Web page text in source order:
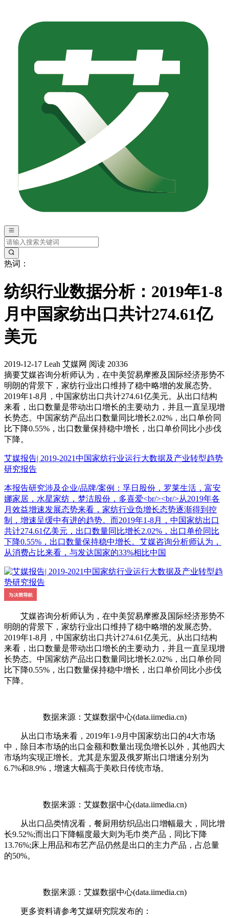
热词：
纺织行业数据分析：2019年1-8
月中国家纺出口共计274.61亿
美元
2019-12-17 Leah 艾媒网 阅读 20336
摘要艾媒咨询分析师认为，在中美贸易摩擦及国际经济形势不
明朗的背景下，家纺行业出口维持了稳中略增的发展态势。
2019年1-8月，中国家纺出口共计274.61亿美元。从出口结构
来看，出口数量是带动出口增长的主要动力，并且一直呈现增
长势态。中国家纺产品出口数量同比增长2.02%，出口单价同
比下降0.55%，出口数量保持稳中增长，出口单价同比小步伐
下降。
艾媒报告| 2019-2021中国家纺行业运行大数据及产业转型趋势
研究报告
本报告研究涉及企业/品牌/案例：孚日股份，罗莱生活，富安
娜家居，水星家纺，梦洁股份，多喜爱<br/><br/>从2019年各
月效益增速发展态势来看，家纺行业负增长态势逐渐得到控
制，增速呈缓中有进的趋势。而2019年1-8月，中国家纺出口
共计274.61亿美元，出口数量同比增长2.02%，出口单价同比
下降0.55%，出口数量保持稳中增长。艾媒咨询分析师认为，
从消费占比来看，与发达国家的33%相比中国
艾媒咨询分析师认为，在中美贸易摩擦及国际经济形势不
明朗的背景下，家纺行业出口维持了稳中略增的发展态势。
2019年1-8月，中国家纺出口共计274.61亿美元。从出口结构
来看，出口数量是带动出口增长的主要动力，并且一直呈现增
长势态。中国家纺产品出口数量同比增长2.02%，出口单价同
比下降0.55%，出口数量保持稳中增长，出口单价同比小步伐
下降。
数据来源：艾媒数据中心(data.iimedia.cn)
从出口市场来看，2019年1-9月中国家纺出口的4大市场
中，除日本市场的出口金额和数量出现负增长以外，其他四大
市场均实现正增长。尤其是东盟及俄罗斯出口增速分别为
6.7%和8.9%，增速大幅高于美欧日传统市场。
数据来源：艾媒数据中心(data.iimedia.cn)
从出口品类情况看，餐厨用纺织品出口增幅最大，同比增
长9.52%;而出口下降幅度最大则为毛巾类产品，同比下降
13.76%;床上用品和布艺产品仍然是出口的主力产品，占总量
的50%。
数据来源：艾媒数据中心(data.iimedia.cn)
更多资料请参考艾媒研究院发布的：